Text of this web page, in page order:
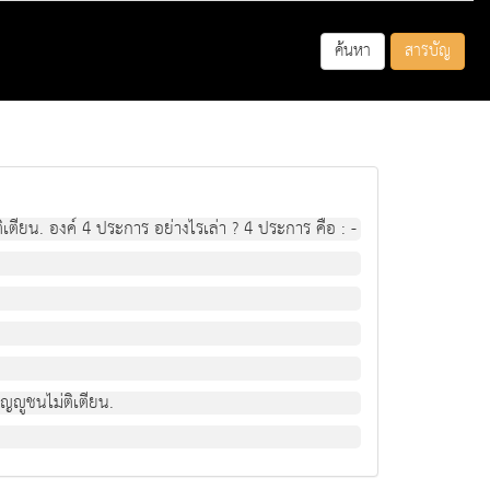
ค้นหา สารบัญ
น. องค์ 4 ประการ อย่างไรเล่า ? 4 ประการ คือ : -
ญูชนไม่ติเตียน.